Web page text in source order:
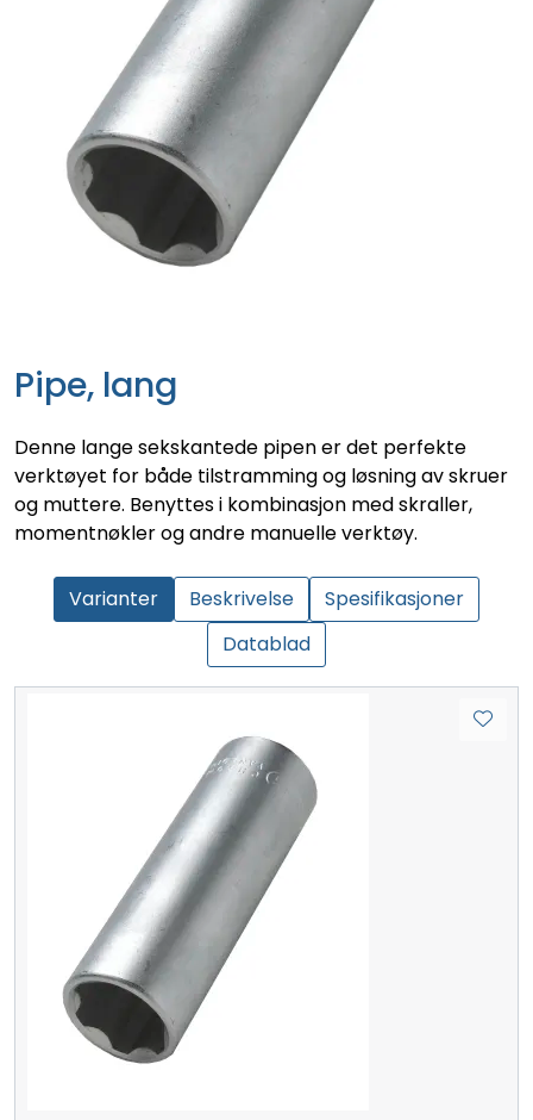
Pipe, lang
Denne lange sekskantede pipen er det perfekte
verktøyet for både tilstramming og løsning av skruer
og muttere. Benyttes i kombinasjon med skraller,
momentnøkler og andre manuelle verktøy.
Varianter Beskrivelse
Spesifikasjoner
Datablad